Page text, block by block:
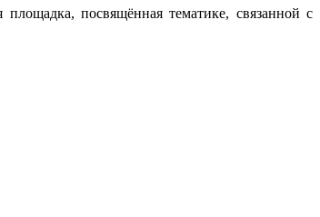
посвящённая тематике, связанной с